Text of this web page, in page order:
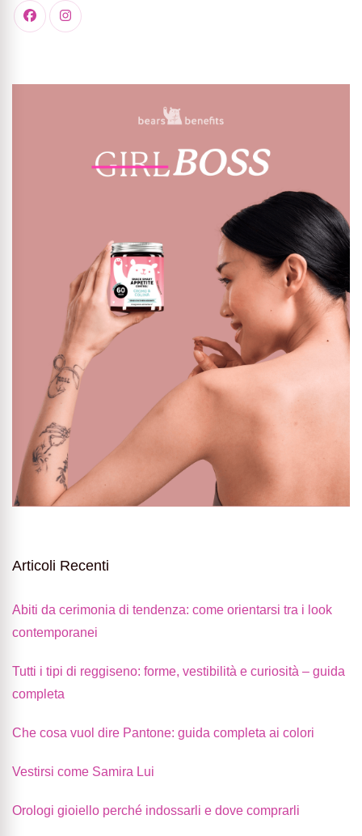
Articoli Recenti
Abiti da cerimonia di tendenza: come orientarsi tra i look
contemporanei
Tutti i tipi di reggiseno: forme, vestibilità e curiosità – guida
completa
Che cosa vuol dire Pantone: guida completa ai colori
Vestirsi come Samira Lui
Orologi gioiello perché indossarli e dove comprarli